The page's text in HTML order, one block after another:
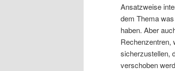
Ansatzweise
dem Thema
haben. Aber
Rechenzentren,
sicherzustellen,
verschoben